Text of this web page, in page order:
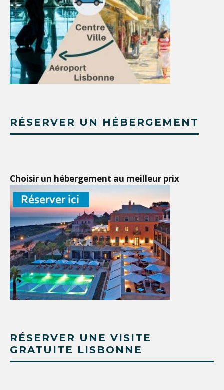
RÉSERVER UN HÉBERGEMENT
Choisir un hébergement au meilleur prix
RÉSERVER UNE VISITE
GRATUITE LISBONNE